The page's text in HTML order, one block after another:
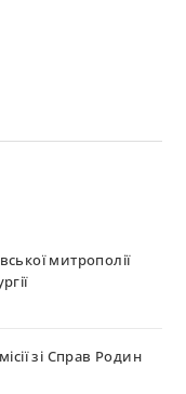
митрополії
зі Справ Родин